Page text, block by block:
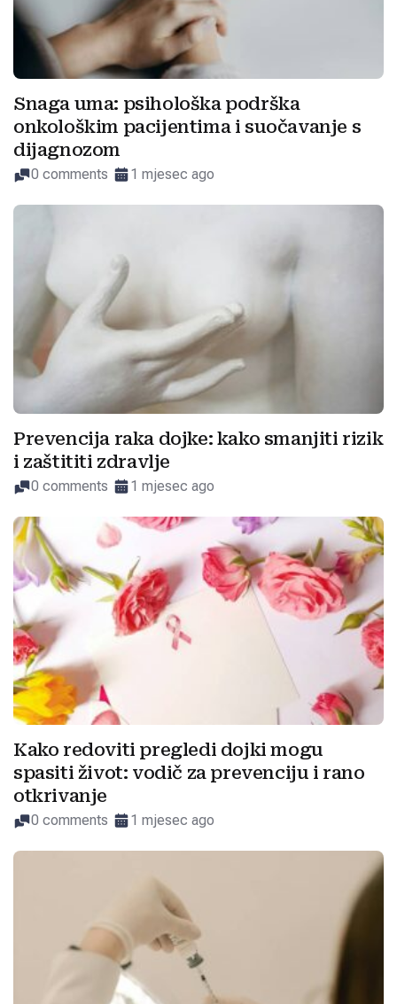
Snaga uma: psihološka podrška
onkološkim pacijentima i suočavanje s
dijagnozom
0 comments 1 mjesec ago
Prevencija raka dojke: kako smanjiti rizik
i zaštititi zdravlje
0 comments 1 mjesec ago
Kako redoviti pregledi dojki mogu
spasiti život: vodič za prevenciju i rano
otkrivanje
0 comments 1 mjesec ago